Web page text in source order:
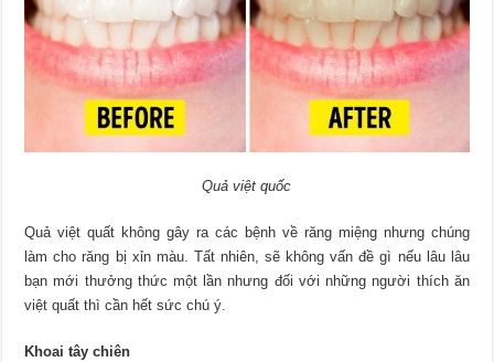
Quả việt quốc
Quả việt quất không gây ra các bệnh về răng miệng nhưng chúng
làm cho răng bị xỉn màu. Tất nhiên, sẽ không vấn đề gì nếu lâu lâu
bạn mới thưởng thức một lần nhưng đối với những người thích ăn
việt quất thì cần hết sức chú ý.
Khoai tây chiên